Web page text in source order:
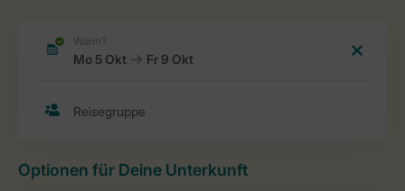
Optionen für Deine Unterkunft